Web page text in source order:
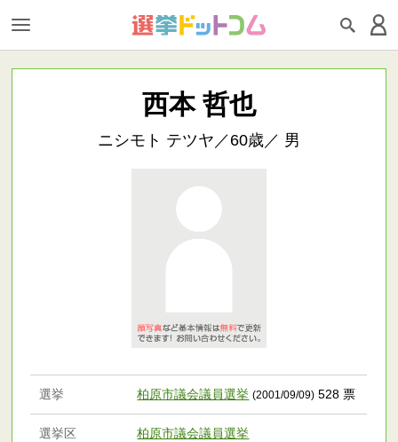
西本 哲也
ニシモト テツヤ／60歳／ 男
選挙 柏原市議会議員選挙 (2001/09/09) 528 票
選挙区 柏原市議会議員選挙